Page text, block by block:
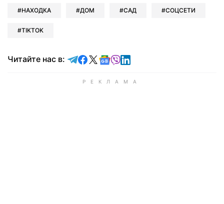
НАХОДКА ДОМ САД СОЦСЕТИ
TIKTOK
Читайте нас в: Читайте в Telegram
Читайте в Facebook
Читайте в X
Читайте в Google news
Читайте в Viber
Читайте в LinkedIn